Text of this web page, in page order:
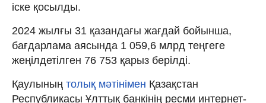
іске қосылды.
2024 жылғы 31 қазандағы жағдай бойынша,
бағдарлама аясында 1 059,6 млрд теңгеге
жеңілдетілген 76 753 қарыз берілді.
Қаулының толық мәтінімен Қазақстан
Республикасы Ұлттық банкінің ресми интернет-